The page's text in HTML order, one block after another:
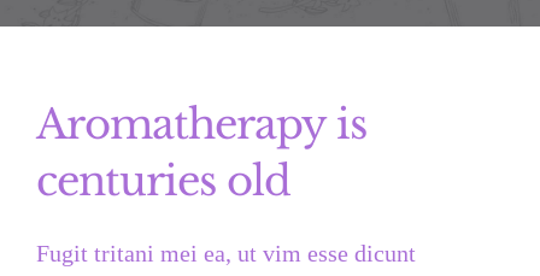
Aromatherapy is
centuries old
Fugit tritani mei ea, ut vim esse dicunt